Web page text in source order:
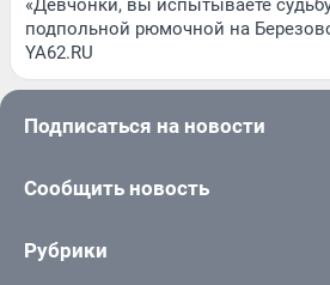
«Девчонки, вы испытываете
подпольной рюмочной на
YA62.RU
Подписаться на новости
Сообщить новость
Рубрики